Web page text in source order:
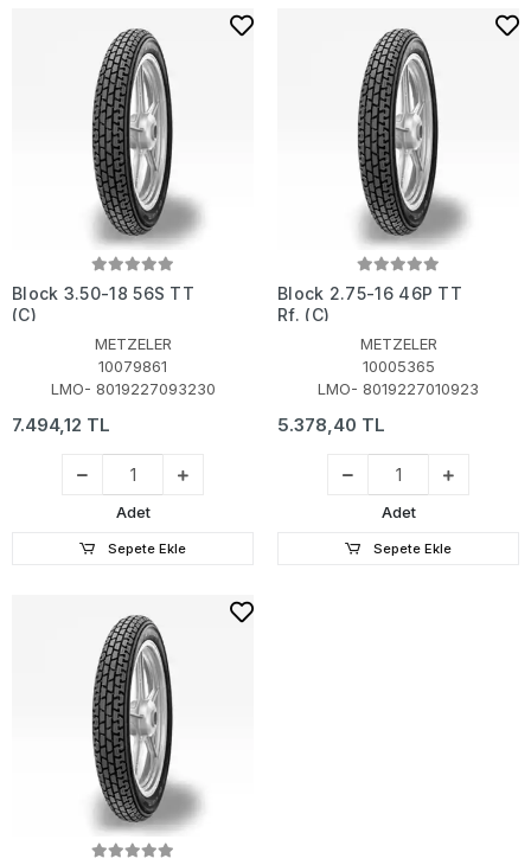
Block 3.50-18 56S TT
(C)
METZELER
10079861
LMO- 8019227093230
7.494,12 TL
Adet
Sepete Ekle
Block 2.75-16 46P TT
Rf. (C)
METZELER
10005365
LMO- 8019227010923
5.378,40 TL
Adet
Sepete Ekle